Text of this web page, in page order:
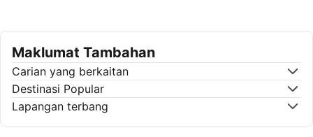
Maklumat Tambahan
Carian yang berkaitan
Destinasi Popular
Lapangan terbang